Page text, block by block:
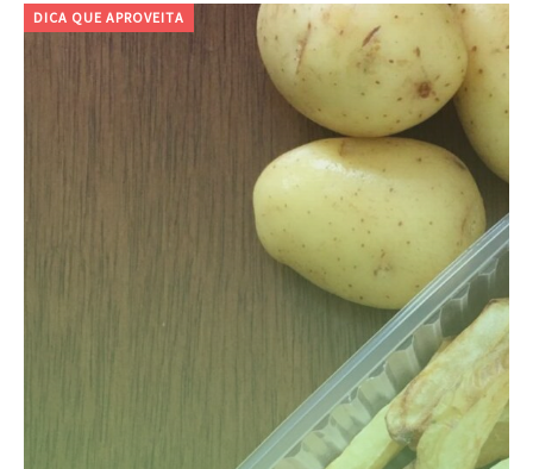
DICA QUE APROVEITA